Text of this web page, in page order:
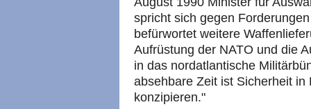
spricht sich gegen
befürwortet weitere
Aufrüstung der NATO und die
in das nordatlantische
absehbare Zeit ist Sicherheit
konzipieren."